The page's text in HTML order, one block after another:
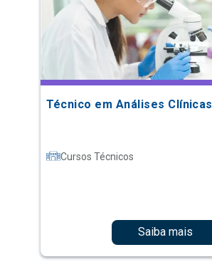
Técnico em Análises Clínicas
Cursos Técnicos
Saiba mais